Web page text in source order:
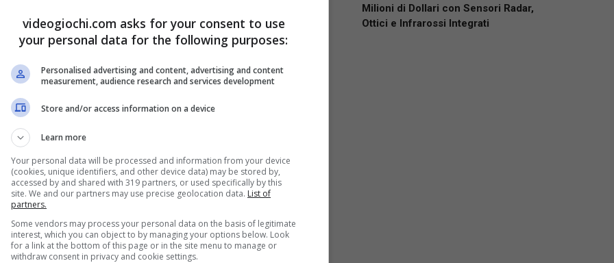
– Supported with the latest update
(Koei Tecmo)
Journey
Tecmo)
Planned
Milioni di Dollari con Sensori Radar,
Ottici e Infrarossi Integrati
videogiochi.com asks for your consent to use
your personal data for the following purposes:
Personalised advertising and content, advertising and content
measurement, audience research and services development
Store and/or access information on a device
Learn more
Your personal data will be processed and information from your device
(cookies, unique identifiers, and other device data) may be stored by,
accessed by and shared with 319 partners, or used specifically by this
site. We and our partners may use precise geolocation data. List of
partners.
Some vendors may process your personal data on the basis of legitimate
interest, which you can object to by managing your options below. Look
for a link at the bottom of this page or in the site menu to manage or
withdraw consent in privacy and cookie settings.